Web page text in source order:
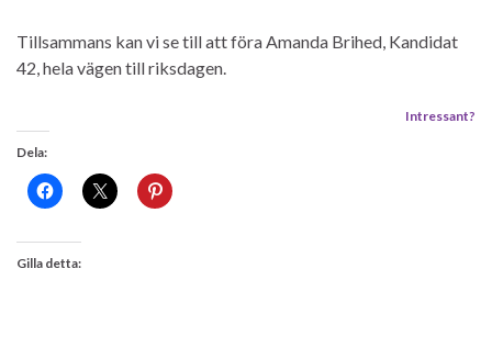
Tillsammans kan vi se till att föra Amanda Brihed, Kandidat
42, hela vägen till riksdagen.
Intressant?
Dela:
Gilla detta: